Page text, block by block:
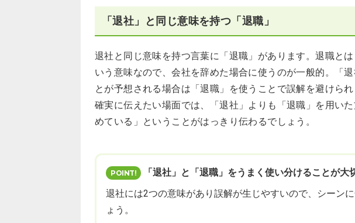
「退社」と同じ意味を持つ「退職」
退社と同じ意味を持つ言葉に「退職」があります。退職と
いう意味なので、会社を辞めた場合に使うのが一般的。「
とが予想される場合は「退職」を使うことで誤解を避けら
確実に伝えたい場面では、「退社」よりも「退職」を用い
めている」ということがはっきり伝わるでしょう。
「退社」と「退職」をうまく使い分けることが大
退社には2つの意味があり誤解が生じやすいので、シーン
ょう。